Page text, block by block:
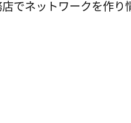
でネットワークを作り